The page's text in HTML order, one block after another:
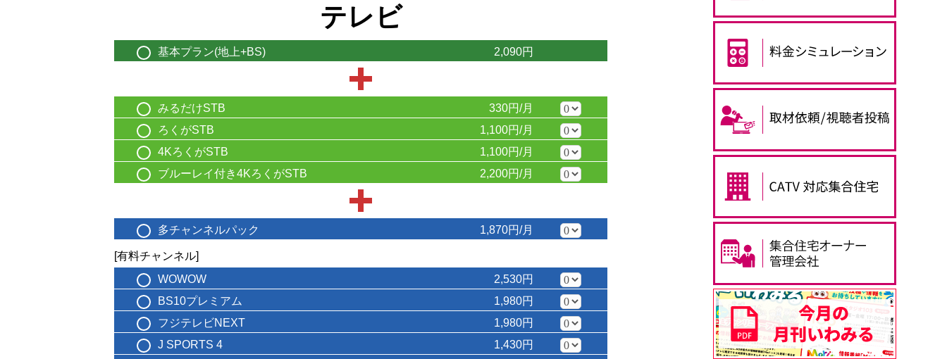
テレビ
基本プラン(地上+BS) 2,090円
みるだけSTB
330円/月
ろくがSTB
1,100円/月
4KろくがSTB
1,100円/月
ブルーレイ付き4KろくがSTB
2,200円/月
多チャンネルパック 1,870円/月
[有料チャンネル]
WOWOW
2,530円
BS10プレミアム
1,980円
フジテレビNEXT
1,980円
J SPORTS 4
1,430円